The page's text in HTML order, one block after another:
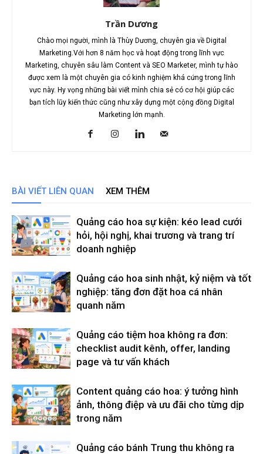
Trần Dương
Chào mọi người, mình là Thùy Dương, chuyên gia về Digital
Marketing.Với hơn 8 năm học và hoạt động trong lĩnh vực
Marketing, chuyên sâu làm Content và SEO Marketer, mình tự hào
được xem là một chuyên gia có kinh nghiệm khá cứng trong lĩnh
vực này. Hy vọng những bài viết mình chia sẻ có cơ hội giúp các
bạn tích lũy kiến thức cũng như xây dựng một cộng đồng Digital
Marketing lớn mạnh.
BÀI VIẾT LIÊN QUAN XEM THÊM
Quảng cáo hoa sự kiện: kéo lead cưới
hỏi, hội nghị, khai trương và trang trí
doanh nghiệp
Quảng cáo hoa sinh nhật, kỷ niệm và tốt
nghiệp: tăng đơn đặt hoa cá nhân
quanh năm
Quảng cáo tiệm hoa không ra đơn:
checklist audit kênh, offer, landing
page và tư vấn khách
Content quảng cáo hoa: ý tưởng hình
ảnh, thông điệp và ưu đãi cho từng dịp
trong năm
Quảng cáo bánh Trung thu không ra